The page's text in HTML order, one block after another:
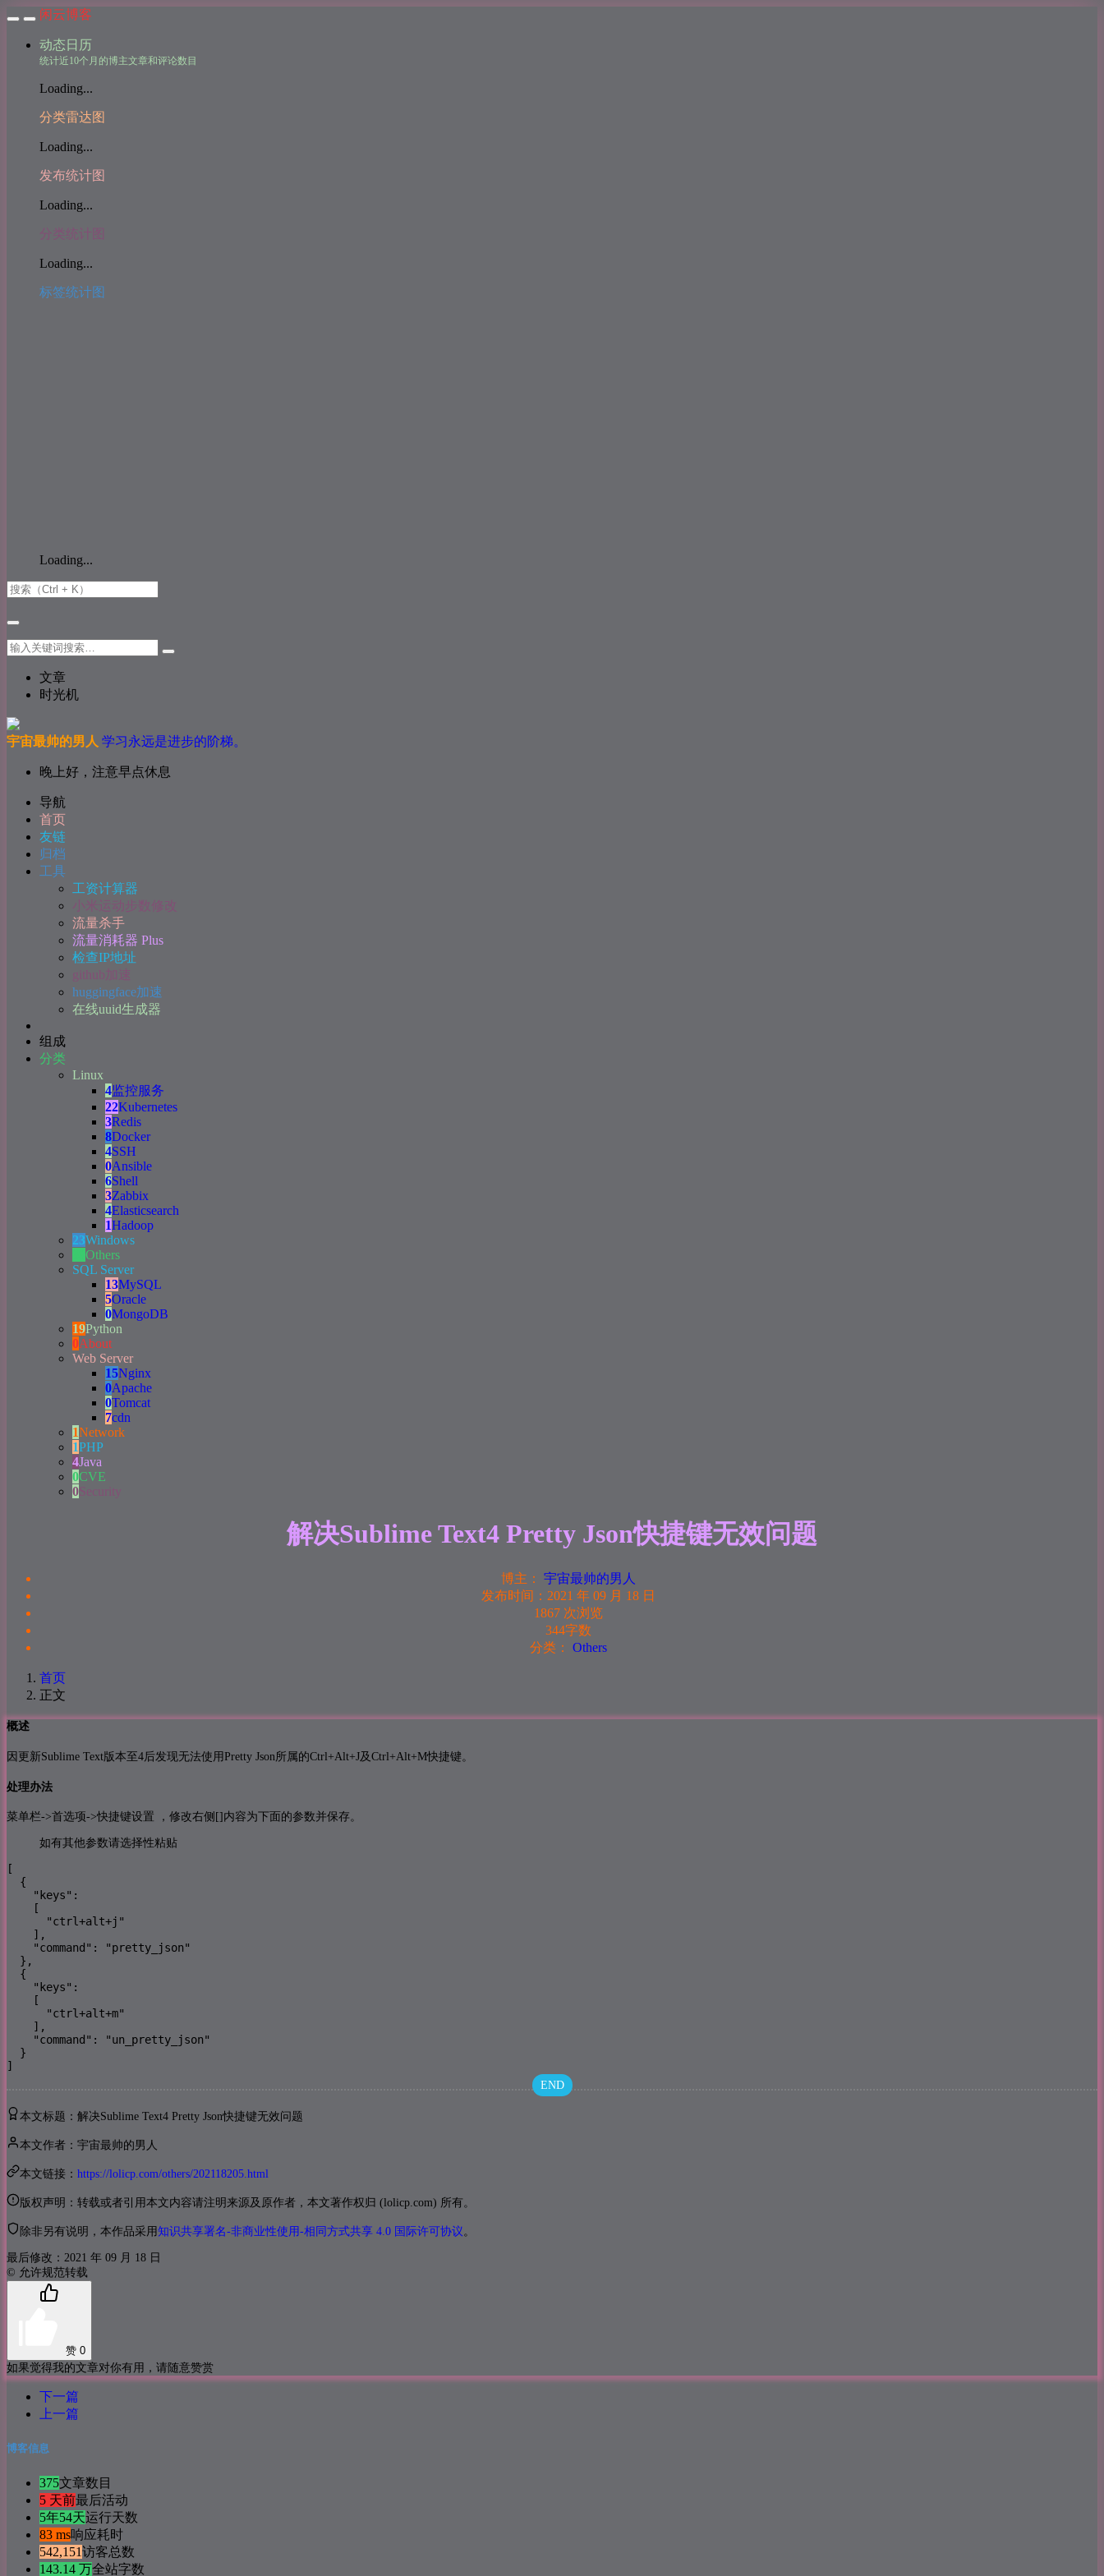
闲云博客
动态日历
统计近10个月的博主文章和评论数目
Loading...
分类雷达图
Loading...
发布统计图
Loading...
分类统计图
Loading...
标签统计图
Loading...
文章
时光机
宇宙最帅的男人 学习永远是进步的阶梯。
晚上好，注意早点休息
导航
首页
友链
归档
工具
工资计算器
小米运动步数修改
流量杀手
流量消耗器 Plus
检查IP地址
github加速
huggingface加速
在线uuid生成器
组成
分类
Linux
4监控服务
22Kubernetes
3Redis
8Docker
4SSH
0Ansible
6Shell
3Zabbix
4Elasticsearch
1Hadoop
23Windows
Others
SQL Server
13MySQL
5Oracle
0MongoDB
19Python
0About
Web Server
15Nginx
0Apache
0Tomcat
7cdn
1Network
1PHP
4Java
0CVE
0Security
解决Sublime Text4 Pretty Json快捷键无效问题
博主：
宇宙最帅的男人
发布时间： 2021 年 09 月 18 日
1867 次浏览
344字数
分类：
Others
首页
正文
概述
因更新Sublime Text版本至4后发现无法使用Pretty Json所属的Ctrl+Alt+J及Ctrl+Alt+M快捷键。
处理办法
菜单栏->首选项->快捷键设置 ，修改右侧[]内容为下面的参数并保存。
如有其他参数请选择性粘贴
[
  {
    "keys":
    [
      "ctrl+alt+j"
    ],
    "command": "pretty_json"
  },
  {
    "keys":
    [
      "ctrl+alt+m"
    ],
    "command": "un_pretty_json"
  }
]
END
本文标题：解决Sublime Text4 Pretty Json快捷键无效问题
本文作者：宇宙最帅的男人
本文链接： https://lolicp.com/others/202118205.html
版权声明：转载或者引用本文内容请注明来源及原作者，本文著作权归 (lolicp.com) 所有。
除非另有说明，本作品采用 知识共享署名-非商业性使用-相同方式共享 4.0 国际许可协议。
最后修改：2021 年 09 月 18 日
© 允许规范转载
赞 0
如果觉得我的文章对你有用，请随意赞赏
下一篇
上一篇
博客信息
375文章数目
5 天前最后活动
5年54天运行天数
83 ms响应耗时
542,151访客总数
143.14 万全站字数